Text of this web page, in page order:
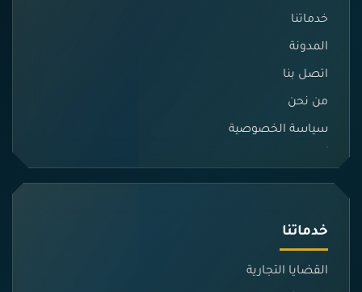
خدماتنا
المدونة
اتصل بنا
من نحن
سياسة الخصوصية
خدماتنا
القضايا التجارية